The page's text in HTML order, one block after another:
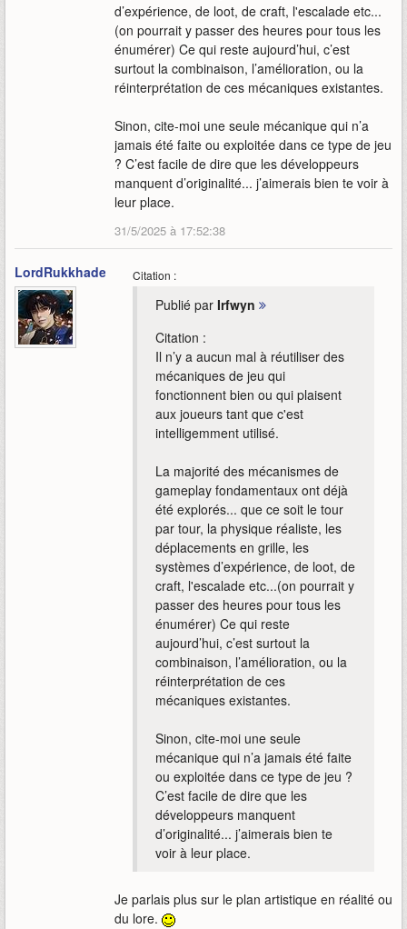
d’expérience, de loot, de craft, l'escalade etc...
(on pourrait y passer des heures pour tous les
énumérer) Ce qui reste aujourd’hui, c’est
surtout la combinaison, l’amélioration, ou la
réinterprétation de ces mécaniques existantes.
Sinon, cite-moi une seule mécanique qui n’a
jamais été faite ou exploitée dans ce type de jeu
? C’est facile de dire que les développeurs
manquent d’originalité... j’aimerais bien te voir à
leur place.
31/5/2025 à 17:52:38
LordRukkhadevata Citation :
Publié par Irfwyn
Citation :
Il n’y a aucun mal à réutiliser des
mécaniques de jeu qui
fonctionnent bien ou qui plaisent
aux joueurs tant que c'est
intelligemment utilisé.
La majorité des mécanismes de
gameplay fondamentaux ont déjà
été explorés... que ce soit le tour
par tour, la physique réaliste, les
déplacements en grille, les
systèmes d’expérience, de loot, de
craft, l'escalade etc...(on pourrait y
passer des heures pour tous les
énumérer) Ce qui reste
aujourd’hui, c’est surtout la
combinaison, l’amélioration, ou la
réinterprétation de ces
mécaniques existantes.
Sinon, cite-moi une seule
mécanique qui n’a jamais été faite
ou exploitée dans ce type de jeu ?
C’est facile de dire que les
développeurs manquent
d’originalité... j’aimerais bien te
voir à leur place.
Je parlais plus sur le plan artistique en réalité ou
du lore.